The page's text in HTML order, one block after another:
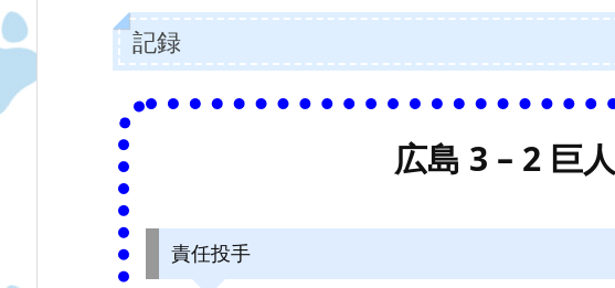
記録
広島 3 – 2 巨人
責任投手